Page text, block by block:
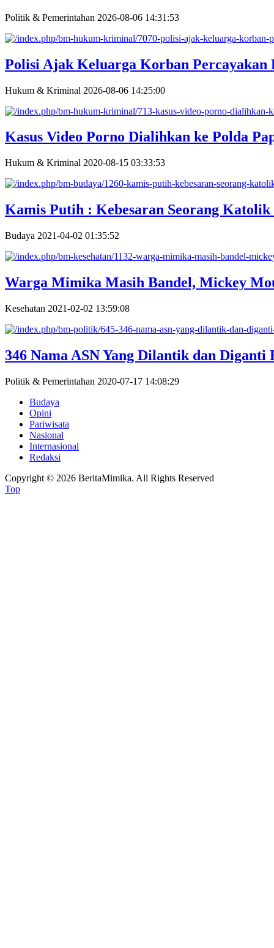
Politik & Pemerintahan 2026-08-06 14:31:53
Polisi Ajak Keluarga Korban Percayakan
Hukum & Kriminal 2026-08-06 14:25:00
Kasus Video Porno Dialihkan ke Polda
Hukum & Kriminal 2020-08-15 03:33:53
Kamis Putih : Kebesaran Seorang
Budaya 2021-04-02 01:35:52
Warga Mimika Masih Bandel, Mickey
Kesehatan 2021-02-02 13:59:08
346 Nama ASN Yang Dilantik dan Diganti
Politik & Pemerintahan 2020-07-17 14:08:29
Budaya
Opini
Pariwisata
Nasional
Internasional
Redaksi
Copyright © 2026 BeritaMimika. All Rights Reserved
Top